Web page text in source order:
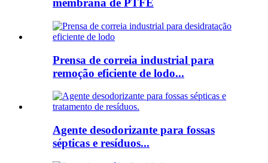
membrana de PTFE
Prensa de correia industrial para
remoção eficiente de lodo...
Agente desodorizante para fossas
sépticas e resíduos...